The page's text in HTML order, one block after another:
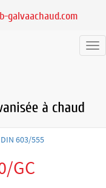
galvaachaud.com
603/555
GC